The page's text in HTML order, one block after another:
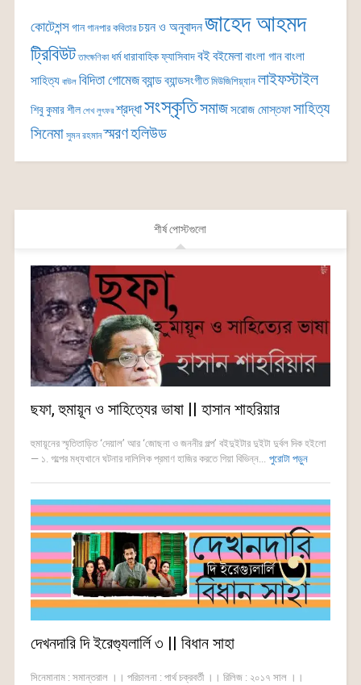
কোটেশন্সগান গানপার কবিতার চয়ন ও অনুবাদনজাহেদ আহমদ
ট্রিবিউট তাৎক্ষণিকা ধর্ম ধারাবাহিকফ্যাসিবাদবইবইমেলাবাংলা গানবাংলা
সাহিত্য বাউল বিদিতা গোমেজব্যান্ডব্যান্ডসংগীত মিউজিশিয়্যান লাইফস্টাইল
শিবু কুমার শীল শেখ লুৎফর শ্রদ্ধাসংস্কৃতিসমাজসরোজ মোস্তফাসাহিত্য
সিনেমা সুমন রহমান স্মরণহলিউড
শীর্ষ পোস্টগুলো
ছফা, হুমায়ূন ও সাহিত্যের ভাষা || হাসান শাহরিয়ার
হুমায়ূনের স্মৃতিতাড়িত ‘দেয়াল’ আর ‘জোছনা ও জননীর গল্প’ বইদুইটার দুইটা দুর্বল দিক হইলো
— ১. গল্পের মধ্যখানে ঘটনার দালিলিক প্রমাণ হাজির করতে গিয়া বিভিন্ন... পুরোটা পড়ুন
দেখনদারি দি ইরেগ্যুলার্লি ৩ || বিধান সাহা
সিনেমানাম : সমান্তরাল ।। পরিচালনা : পার্থ চক্রবর্তী ।। রিলিজ : ২০১৭ সাল ।।